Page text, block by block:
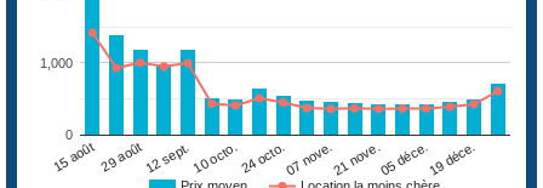
15 août29 août12 sept.10 octo.24 octo.07 nove.21 nove.05 déce.19 déce.
0
1,000